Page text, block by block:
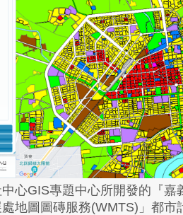
心GIS專題中心所開發的『嘉
處地圖圖磚服務(WMTS)」都